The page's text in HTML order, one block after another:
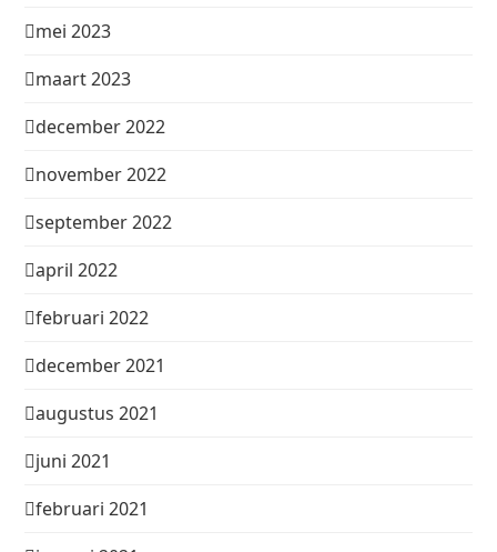
mei 2023
maart 2023
december 2022
november 2022
september 2022
april 2022
februari 2022
december 2021
augustus 2021
juni 2021
februari 2021